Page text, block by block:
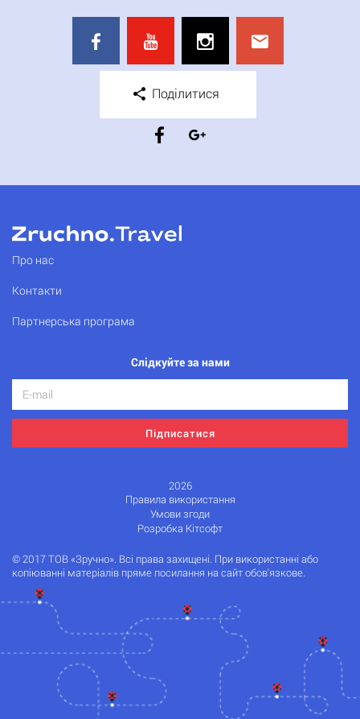
Поділитися
Про нас
Контакти
Партнерська програма
Слідкуйте за нами
Підписатися
2026
Правила використання
Умови згоди
Розробка Кітсофт
© 2017 ТОВ «Зручно». Всі права захищені. При використанні або
копіюванні матеріалів пряме посилання на сайт обов'язкове.